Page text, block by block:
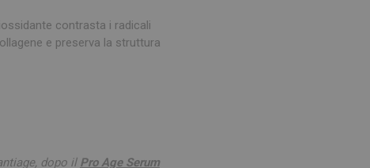
contrasta i radicali
e preserva la struttura
dopo il Pro Age Serum